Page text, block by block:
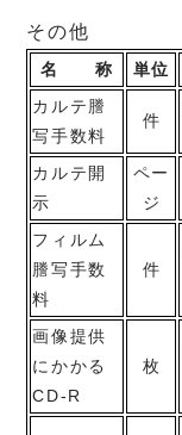
その他
名 称 単位
カルテ謄
写手数料
件
カルテ開
示
ペー
ジ
フィルム
謄写手数
料
件
画像提供
にかかる
CD-R
枚